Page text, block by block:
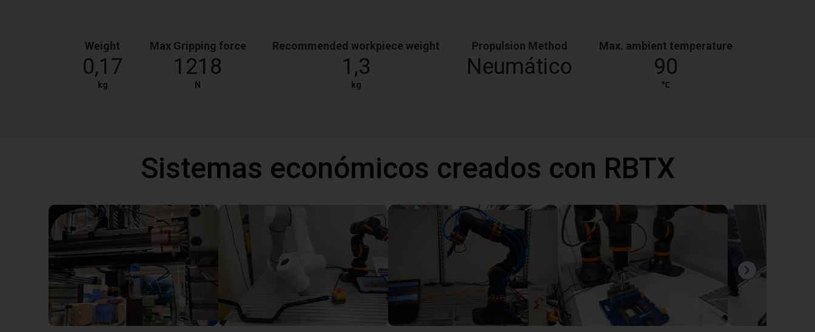
Weight
0,17
kg
Max Gripping force
1218
N
Recommended workpiece weight
1,3
kg
Propulsion Method
Neumático
Max. ambient temperature
90
℃
Sistemas económicos creados con RBTX